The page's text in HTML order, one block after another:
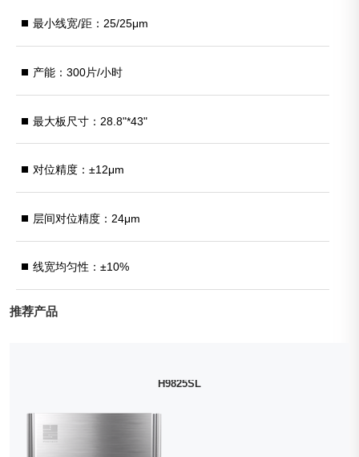
最小线宽/距：25/25μm
产能：300片/小时
最大板尺寸：28.8"*43"
对位精度：±12μm
层间对位精度：24μm
线宽均匀性：±10%
推荐产品
H9825SL